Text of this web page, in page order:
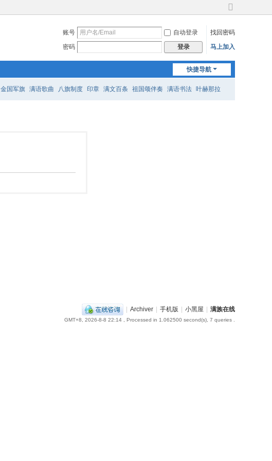
切
到
宽
账号 自动登录
找回密码
密码
登录 马上加入
快捷导航
金国军旗 满语歌曲 八旗制度 印章 满文百条 祖国颂伴奏 满语书法 叶赫那拉
| Archiver | 手机版 | 小黑屋 | 满族在线
GMT+8, 2026-8-8 22:14 , Processed in 1.062500 second(s), 7 queries .